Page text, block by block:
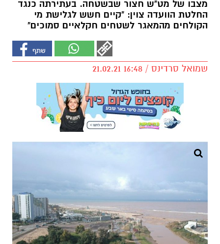
מצבו של מט"ש חצור שבשטחה. בעתירתה כנגד
החלטת הוועדה צוין: "קיים חשש לגלישת מי
הקולחים מהמאגר לשטחים חקלאיים סמוכים"
שמואל סרדינס / 16:48 21.02.21